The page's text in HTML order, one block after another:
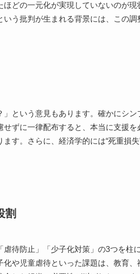
どの一元化が実現していないのが現
う批判が生まれる背景には、この調
という意見もあります。確かにシン
ずに一律配布すると、本当に支援を
す。さらに、経済学的には“死重損
割
待防止」「少子化対策」の3つを柱
や児童虐待といった課題は、教育、